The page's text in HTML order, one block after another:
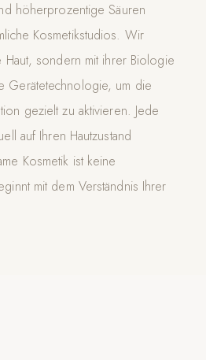
höherprozentige Säuren
Kosmetikstudios. Wir
sondern mit ihrer Biologie
Gerätetechnologie, um die
gezielt zu aktivieren. Jede
auf Ihren Hautzustand
Kosmetik ist keine
mit dem Verständnis Ihrer